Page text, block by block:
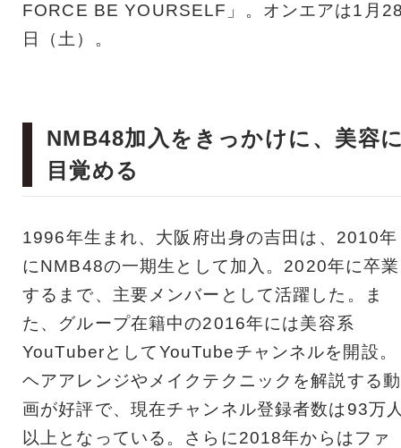
FORCE BE YOURSELF」。オンエアは1月
日（土）。
NMB48加入をきっかけに、美容
目覚める
1996年生まれ、大阪府出身の吉田は、2010年
にNMB48の一期生として加入。2020年に卒業
するまで、主要メンバーとして活躍した。ま
た、グループ在籍中の2016年には美容系
YouTuberとしてYouTubeチャンネルを開設。
ヘアアレンジやメイクテクニックを解説する動
画が好評で、現在チャンネル登録者数は93万
以上となっている。さらに2018年からはファ